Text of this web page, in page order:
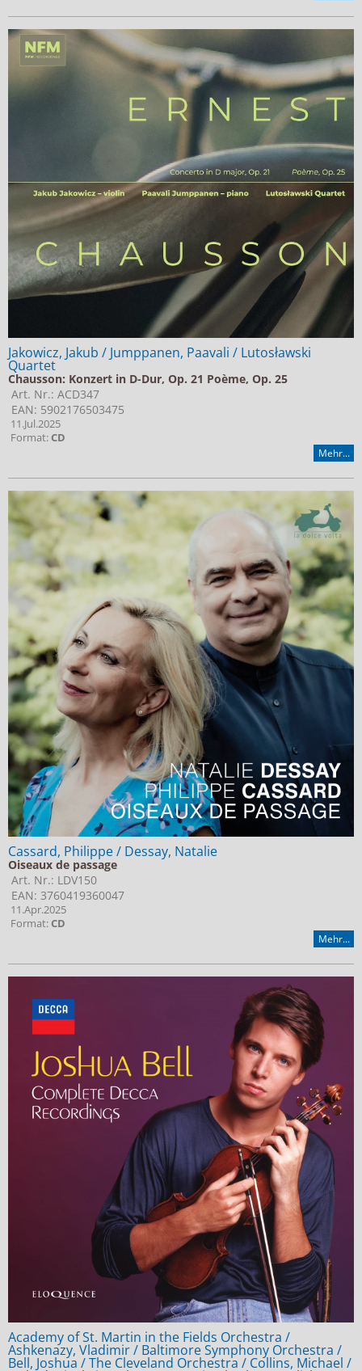
Jakowicz, Jakub / Jumppanen, Paavali / Lutosławski
Quartet
Chausson: Konzert in D-Dur, Op. 21 Poème, Op. 25
Art. Nr.: ACD347
EAN: 5902176503475
11.Jul.2025
Format:CD
Mehr...
Cassard, Philippe / Dessay, Natalie
Oiseaux de passage
Art. Nr.: LDV150
EAN: 3760419360047
11.Apr.2025
Format:CD
Mehr...
Academy of St. Martin in the Fields Orchestra /
Ashkenazy, Vladimir / Baltimore Symphony Orchestra /
Bell, Joshua / The Cleveland Orchestra / Collins, Michael /